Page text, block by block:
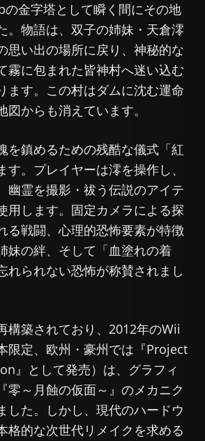
金字塔として瞬く間にその地
。物語は、双子の姉妹・天倉澪
思い出の場所に戻り、神秘的な
霧に包まれた皆神村へ迷い込む
ます。この村はダムに沈む運命
図からも消えています。
を鎮めるための残酷な儀式「紅
す。プレイヤーは澪を操作し、
幽霊を撮影・祓う伝説のアイテ
用します。固定カメラによる探
る戦闘、心理的恐怖要素が特徴
妹の絆、そして「血塗れの着
れられない恐怖が称賛されまし
構築されており、2012年のWii
限定、欧州・豪州では『Project
』として発売）は、グラフィ
零～月蝕の仮面～』のメカニク
した。しかし、現代のハードウ
格的な次世代リメイクを求める